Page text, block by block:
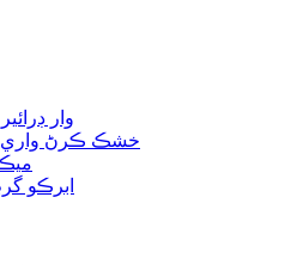
وار
خشڪ ڪرڻ واري
ابرڪو